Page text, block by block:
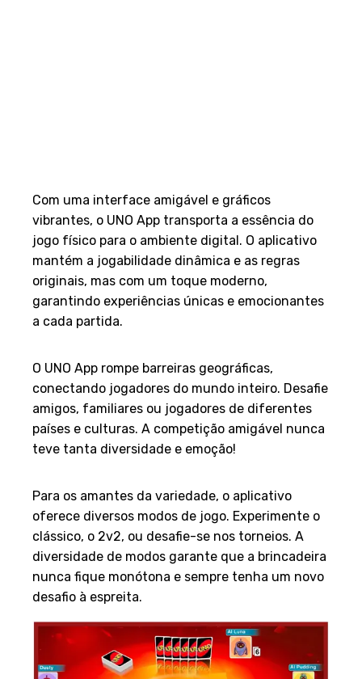
Com uma interface amigável e gráficos
vibrantes, o UNO App transporta a essência do
jogo físico para o ambiente digital. O aplicativo
mantém a jogabilidade dinâmica e as regras
originais, mas com um toque moderno,
garantindo experiências únicas e emocionantes
a cada partida.
O UNO App rompe barreiras geográficas,
conectando jogadores do mundo inteiro. Desafie
amigos, familiares ou jogadores de diferentes
países e culturas. A competição amigável nunca
teve tanta diversidade e emoção!
Para os amantes da variedade, o aplicativo
oferece diversos modos de jogo. Experimente o
clássico, o 2v2, ou desafie-se nos torneios. A
diversidade de modos garante que a brincadeira
nunca fique monótona e sempre tenha um novo
desafio à espreita.